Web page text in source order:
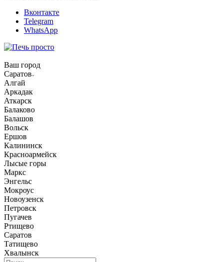
Вконтакте
Telegram
WhatsApp
Ваш город
Саратов
Алгай
Аркадак
Аткарск
Балаково
Балашов
Вольск
Ершов
Калининск
Красноармейск
Лысые горы
Маркс
Энгельс
Мокроус
Новоузенск
Петровск
Пугачев
Ртищево
Саратов
Татищево
Хвалынск